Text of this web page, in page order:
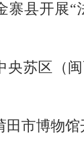
寨县开展
央苏区（
田市博物